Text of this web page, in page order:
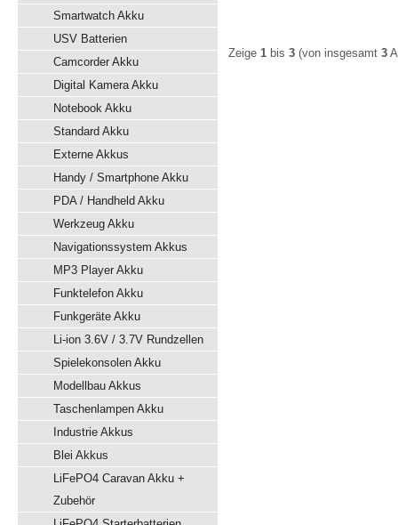
Smartwatch Akku
USV Batterien
Camcorder Akku
Digital Kamera Akku
Notebook Akku
Standard Akku
Externe Akkus
Handy / Smartphone Akku
PDA / Handheld Akku
Werkzeug Akku
Navigationssystem Akkus
MP3 Player Akku
Funktelefon Akku
Funkgeräte Akku
Li-ion 3.6V / 3.7V Rundzellen
Spielekonsolen Akku
Modellbau Akkus
Taschenlampen Akku
Industrie Akkus
Blei Akkus
LiFePO4 Caravan Akku +
Zubehör
Zeige 1 bis 3 (von insgesamt 3